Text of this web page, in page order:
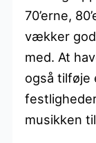
70’erne,
vækker
med. At
også tilføje
musikken